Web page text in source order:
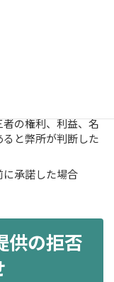
の権利、利益、名
と弊所が判断した
承諾した場合
供の拒否